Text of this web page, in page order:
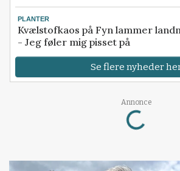
PLANTER
Kvælstofkaos på Fyn lammer
- Jeg føler mig pisset på
Se flere nyheder
Annonce
Loading...